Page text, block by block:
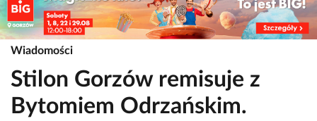
Wiadomości
Stilon Gorzów remisuje z
Bytomiem Odrzańskim.